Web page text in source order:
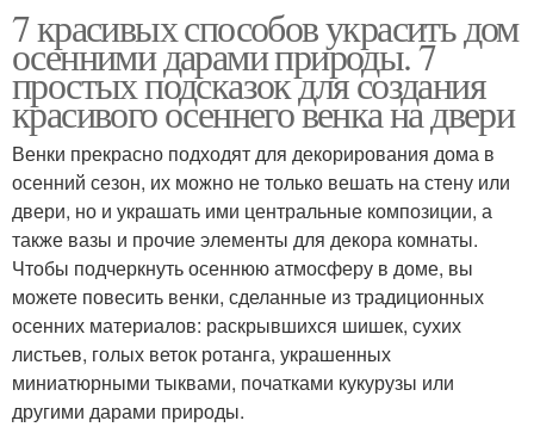
7 красивых способов украсить дом
осенними дарами природы. 7
простых подсказок для создания
красивого осеннего венка на двери
Венки прекрасно подходят для декорирования дома в
осенний сезон, их можно не только вешать на стену или
двери, но и украшать ими центральные композиции, а
также вазы и прочие элементы для декора комнаты.
Чтобы подчеркнуть осеннюю атмосферу в доме, вы
можете повесить венки, сделанные из традиционных
осенних материалов: раскрывшихся шишек, сухих
листьев, голых веток ротанга, украшенных
миниатюрными тыквами, початками кукурузы или
другими дарами природы.